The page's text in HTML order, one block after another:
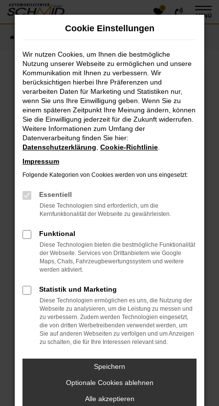
Zum
Hauptinhalt
0
MENÜ
Fehler: Network Error
Beim Laden ist ein Fehler aufgetreten.
Hier sind ein paar Tipps, die dir helfen können:
Überprüfe deine Firewall und deine
Internetverbindung.
Laden andere Webseiten, zum Beispiel deine
Suchmaschine?
Prüfe deine Browsererweiterungen.
das Laden bestimmter Seiten verhindern.
Funktioniert die Seite in einem anderen Browser
oder in einem privaten Fenster?
Das kann manchmal helfen, vorübergehende
Probleme zu beheben.
Stelle sicher, dass dein Browser und dein
Betriebssystem auf dem neuesten Stand sind.
Sicherheitsrisiko, sondern kann auch dazu führen,
dass bestimmte Funktionen nicht mehr
unterstützt werden.
Wende dich an den Webseitenbetreiber.
Wenn du alle oben genannten Schritte versucht
hast, kontaktiere uns bitte. Wir werden versuchen,
das Problem zu beheben. Du kannst uns diesen
Text schicken, um uns bei der Fehlersuche zu
unterstützen:
ewogICJuYW1lIjogIk5ldHdvcmtFcnJvciIsCiAgI
Cookie Einstellungen
Wir nutzen Cookies, um Ihnen die bestmögliche
Nutzung unserer Webseite zu ermöglichen und unsere
Kommunikation mit Ihnen zu verbessern. Wir
berücksichtigen hierbei Ihre Präferenzen und
verarbeiten Daten für Marketing und Statistiken nur,
wenn Sie uns Ihre Einwilligung geben. Wenn Sie zu
einem späteren Zeitpunkt Ihre Meinung ändern, können
Sie die Einwilligung jederzeit für die Zukunft widerrufen.
Weitere Informationen zum Umfang der
Datenverarbeitung finden Sie hier:
Datenschutzerklärung Cookie-Richtlinie
Impressum
Folgende Kategorien von Cookies werden von uns eingesetzt:
Essentiell
Diese Technologien sind erforderlich, um die
Kernfunktionalität der Webseite zu gewährleisten.
Funktional
Diese Technologien bieten die bestmögliche Funktionalität
der Webseite. Services von Drittanbietern wie Google
Maps, Chats, Fahrzeugbewertungssystem und weitere
werden aktiviert.
Statistik und Marketing
Diese Technologien ermöglichen es uns, die Nutzung der
Webseite zu analysieren, um die Leistung zu messen und
zu verbessern. Zudem werden Technologien eingesetzt,
die von dritten Werbetreibenden verwendet werden, um
Sie auf anderen Webseiten zu verfolgen und um Anzeigen
zu schalten, die für Ihre Interessen relevant sind.
Speichern
Optionale Cookies ablehnen
Alle akzeptieren